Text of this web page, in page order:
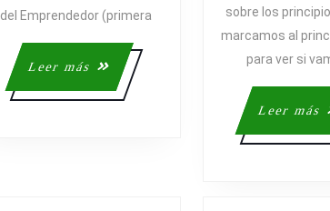
del Emprendedor (primera
Leer más
Leer
más
sobre los
marcamos al
para ver si
Leer más